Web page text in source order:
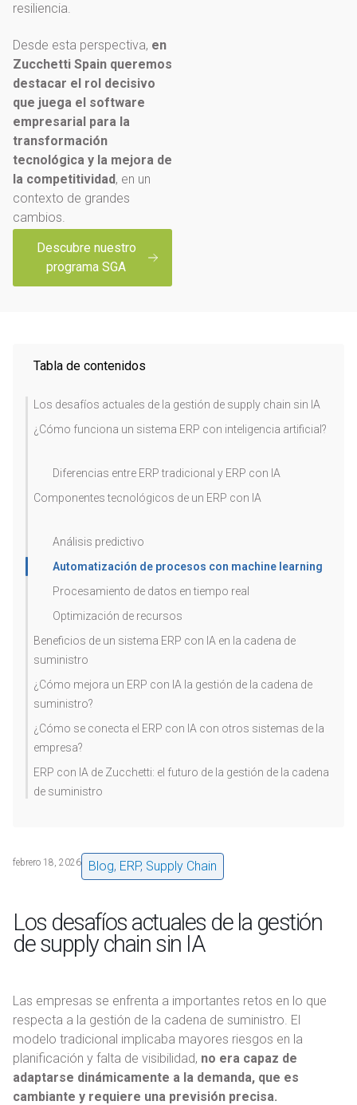
resiliencia.
Desde esta perspectiva, en
Zucchetti Spain queremos
destacar el rol decisivo
que juega el software
empresarial para la
transformación
tecnológica y la mejora de
la competitividad, en un
contexto de grandes
cambios.
Descubre nuestro
programa SGA
Tabla de contenidos
Los desafíos actuales de la gestión de supply chain sin IA
¿Cómo funciona un sistema ERP con inteligencia artificial?
Diferencias entre ERP tradicional y ERP con IA
Componentes tecnológicos de un ERP con IA
Análisis predictivo
Automatización de procesos con machine learning
Procesamiento de datos en tiempo real
Optimización de recursos
Beneficios de un sistema ERP con IA en la cadena de
suministro
¿Cómo mejora un ERP con IA la gestión de la cadena de
suministro?
¿Cómo se conecta el ERP con IA con otros sistemas de la
empresa?
ERP con IA de Zucchetti: el futuro de la gestión de la cadena
de suministro
febrero 18, 2026 Blog, ERP, Supply Chain
Los desafíos actuales de la gestión
de supply chain sin IA
Las empresas se enfrenta a importantes retos en lo que
respecta a la gestión de la cadena de suministro. El
modelo tradicional implicaba mayores riesgos en la
planificación y falta de visibilidad, no era capaz de
adaptarse dinámicamente a la demanda, que es
cambiante y requiere una previsión precisa.